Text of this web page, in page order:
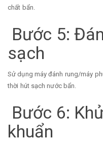
chất bẩn.
Bước 5:
sạch
Sử dụng máy đánh rung/máy
thời hút sạch nước bẩn.
Bước 6:
khuẩn